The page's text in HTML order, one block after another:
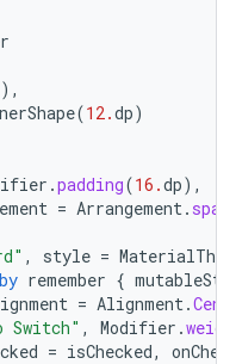
),
(12.dp)
.padding(16.dp),
= Arrangement.
, style =
by remember {
= Alignment.
Switch" , Modifier .
= isChecked,